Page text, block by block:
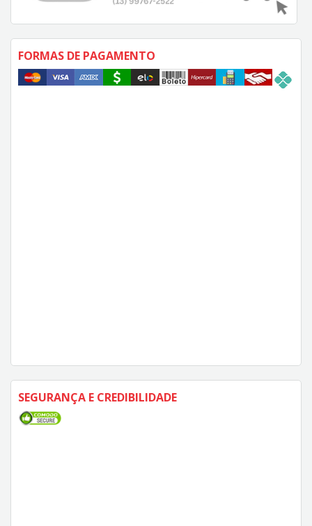
FORMAS DE PAGAMENTO
SEGURANÇA E CREDIBILIDADE